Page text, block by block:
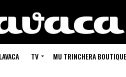
TV MU TRINCHERA BOUTIQUE